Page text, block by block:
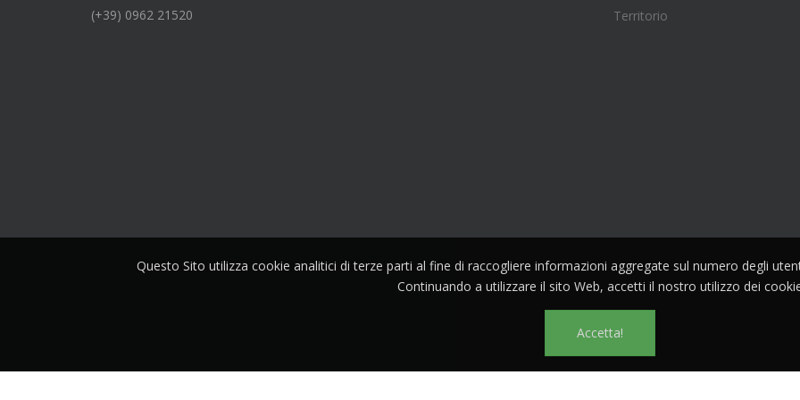
(+39) 0962 21520
Territorio
Questo Sito utilizza cookie analitici di terze parti al fine di raccogliere informazioni aggregate sul numero degli
Continuando a utilizzare il sito Web, accetti il nostro utilizzo dei
Accetta!